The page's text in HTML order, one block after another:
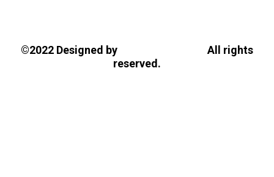
©2022 Designed by
All rights
reserved.